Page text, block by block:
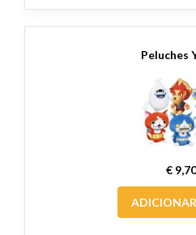
Peluches
€ 9,70
ADICIONAR